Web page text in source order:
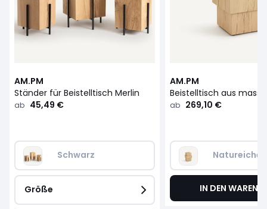
AM.PM
Ständer für Beistelltisch Merlin
ab 45,49 €
Schwarz
Größe
AM.PM
ab 269,10 €
IN DEN